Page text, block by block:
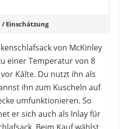
Einschätzung
von McKinley
einer Temperatur von 8
Kälte. Du nutzt ihn als
ihn zum Kuscheln auf
umfunktionieren. So
er sich auch als Inlay für